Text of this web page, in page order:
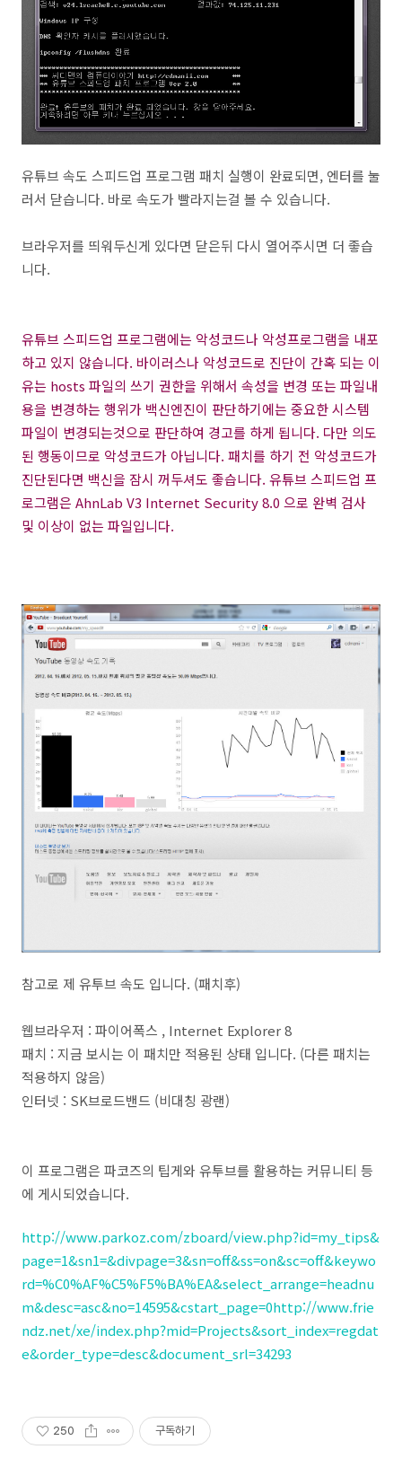
유튜브 속도 스피드업 프로그램 패치 실행이 완료되면, 엔터를 눌
러서 닫습니다. 바로 속도가 빨라지는걸 볼 수 있습니다.
브라우저를 띄워두신게 있다면 닫은뒤 다시 열어주시면 더 좋습
니다.
유튜브 스피드업 프로그램에는 악성코드나 악성프로그램을 내포
하고 있지 않습니다. 바이러스나 악성코드로 진단이 간혹 되는 이
유는 hosts 파일의 쓰기 권한을 위해서 속성을 변경 또는 파일내
용을 변경하는 행위가 백신엔진이 판단하기에는 중요한 시스템
파일이 변경되는것으로 판단하여 경고를 하게 됩니다. 다만 의도
된 행동이므로 악성코드가 아닙니다. 패치를 하기 전 악성코드가
진단된다면 백신을 잠시 꺼두셔도 좋습니다. 유튜브 스피드업 프
로그램은 AhnLab V3 Internet Security 8.0 으로 완벽 검사
및 이상이 없는 파일입니다.
참고로 제 유투브 속도 입니다. (패치후)
웹브라우저 : 파이어폭스 , Internet Explorer 8
패치 : 지금 보시는 이 패치만 적용된 상태 입니다. (다른 패치는
적용하지 않음)
인터넷 : SK브로드밴드 (비대칭 광랜)
이 프로그램은 파코즈의 팁게와 유투브를 활용하는 커뮤니티 등
에 게시되었습니다.
http://www.parkoz.com/zboard/view.php?id=my_tips&
page=1&sn1=&divpage=3&sn=off&ss=on&sc=off&keywo
rd=%C0%AF%C5%F5%BA%EA&select_arrange=headnu
m&desc=asc&no=14595&cstart_page=0http://www.frie
ndz.net/xe/index.php?mid=Projects&sort_index=regdat
e&order_type=desc&document_srl=34293
250 구독하기